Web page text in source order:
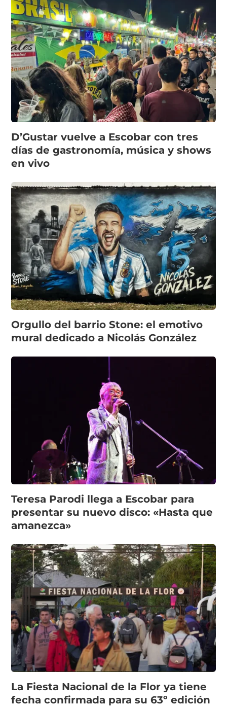
D’Gustar vuelve a Escobar con tres
días de gastronomía, música y shows
en vivo
Orgullo del barrio Stone: el emotivo
mural dedicado a Nicolás González
Teresa Parodi llega a Escobar para
presentar su nuevo disco: «Hasta que
amanezca»
La Fiesta Nacional de la Flor ya tiene
fecha confirmada para su 63º edición